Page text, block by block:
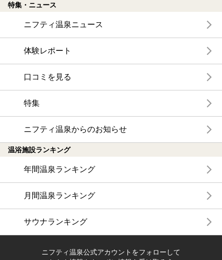
特集・ニュース
ニフティ温泉ニュース
体験レポート
口コミを見る
特集
ニフティ温泉からのお知らせ
温浴施設ランキング
年間温泉ランキング
月間温泉ランキング
サウナランキング
ニフティ温泉公式アカウントをフォローして